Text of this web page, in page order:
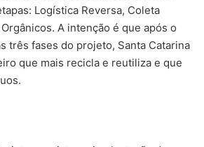
Logística Reversa, Coleta
A intenção é que após o
três fases do projeto, Santa Catarina
que mais recicla e reutiliza e que